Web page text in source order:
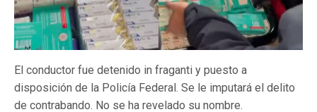
El conductor fue detenido in fraganti y puesto a
disposición de la Policía Federal. Se le imputará el delito
de contrabando. No se ha revelado su nombre.